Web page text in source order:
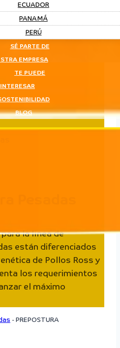
ECUADOR
PANAMÁ
PERÚ
SÉ PARTE DE
EMPRESA
TE PUEDE
INTERESAR
BLOG
Pesadas
la línea de
están diferenciados
de Pollos Ross y
los requerimientos
el máximo
- PREPOSTURA